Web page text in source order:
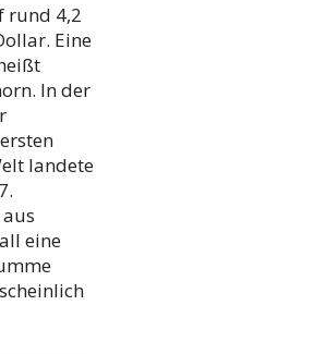
rund 4,2
Eine
In der
landete
eine